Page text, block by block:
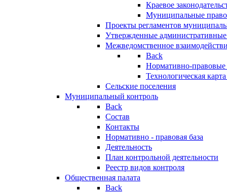
Краевое
Муниципальные
Проекты регламентов
Утвержденные
Межведомственное
Back
Нормативно-правовые
Технологическая
Сельские поселения
Муниципальный контроль
Back
Состав
Контакты
Нормативно - правовая база
Деятельность
План контрольной деятельности
Реестр видов контроля
Общественная палата
Back